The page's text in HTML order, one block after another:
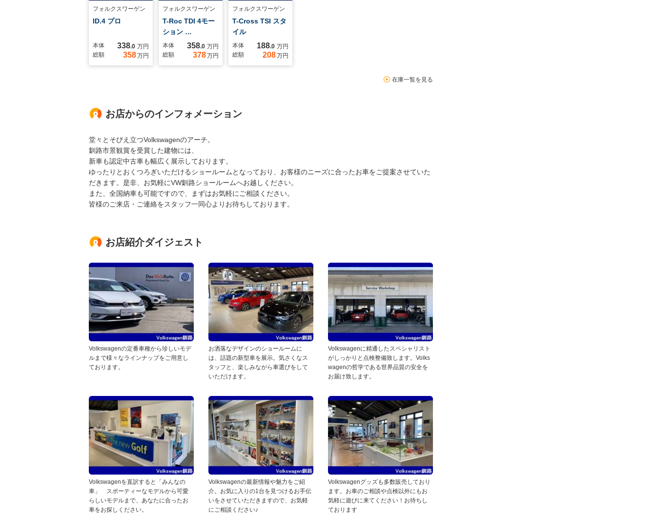
フォルクスワーゲン
ID.4 プロ
本体 338.0 万円
総額
358万円
フォルクスワーゲン
T-Roc TDI 4モー
ション …
本体 358.0 万円
総額
378万円
フォルクスワーゲン
T-Cross TSI スタ
イル
本体 188.0 万円
総額
208万円
在庫一覧を見る
お店からのインフォメーション
堂々とそびえ立つVolkswagenのアーチ。
釧路市景観賞を受賞した建物には、
新車も認定中古車も幅広く展示しております。
ゆったりとおくつろぎいただけるショールームとなっており、お客様のニーズに合ったお車をご提案させていた
だきます。是非、お気軽にVW釧路ショールームへお越しください。
また、全国納車も可能ですので、まずはお気軽にご相談ください。
皆様のご来店・ご連絡をスタッフ一同心よりお待ちしております。
お店紹介ダイジェスト
Volkswagenの定番車種から珍しいモデ
ルまで様々なラインナップをご用意し
ております。
お洒落なデザインのショールームに
は、話題の新型車を展示。気さくなス
タッフと、楽しみながら車選びをして
いただけます。
Volkswagenに精通したスペシャリスト
がしっかりと点検整備致します。Volks
wagenの哲学である世界品質の安全を
お届け致します。
Volkswagenを直訳すると「みんなの
車」 スポーティーなモデルから可愛
らしいモデルまで、あなたに合ったお
車をお探しください。
Volkswagenの最新情報や魅力をご紹
介。お気に入りの1台を見つけるお手伝
いをさせていただきますので、お気軽
にご相談ください♪
Volkswagenグッズも多数販売しており
ます。お車のご相談や点検以外にもお
気軽に遊びに来てください！お待ちし
ております